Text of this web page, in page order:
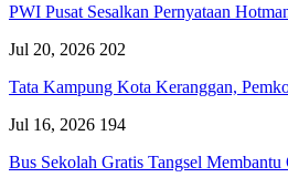
PWI Pusat Sesalkan Pernyataan
Jul 20, 2026 202
Tata Kampung Kota Keranggan,
Jul 16, 2026 194
Bus Sekolah Gratis Tangsel